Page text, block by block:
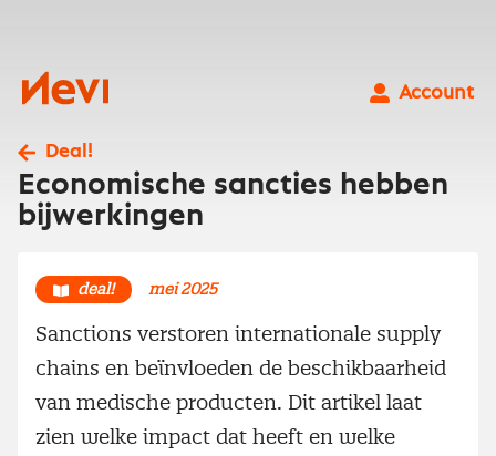
Nevi
Account
Deal!
Economische sancties hebben
bijwerkingen
deal! mei 2025
Sanctions verstoren internationale supply
chains en beïnvloeden de beschikbaarheid
van medische producten. Dit artikel laat
zien welke impact dat heeft en welke